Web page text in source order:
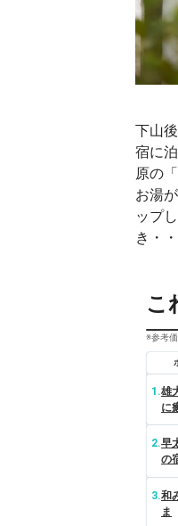
下山
宿に
原の
お湯
ップ
き・
こ
※参考
1.雄
に
季
2.早
の
3.和
ま